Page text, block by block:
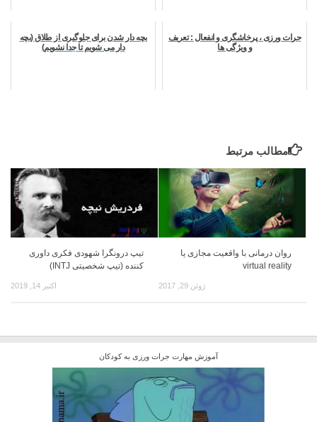
جرات ورزی ، پرخاشگری و انفعال : تعریف
و ویژگی ها
بچه دار شدن برای جلوگیری از طلاق (بچه
دار می شویم تا جدا نشویم)
مطالب مرتبط
تیپ درونگرا شهودی فکری داوری
کننده (تیپ شخصیتی INTJ)
اکتبر 14, 2019
روان درمانی با واقعیت مجازی یا
virtual reality
ژوئن 29, 2017
آموزش مهارت جرات ورزی به کودکان